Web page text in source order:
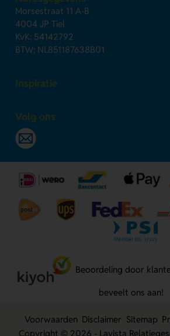
Morsestraat 11 A-B
4004 JP Tiel
KvK: 54142792
BTW: NL851187638B01
Inspiratie
Volg ons
Beoordeling door
beveelt ons aan!
Voorwaarden Disclaimer Sitemap
Copyright © 2026 - Lavista